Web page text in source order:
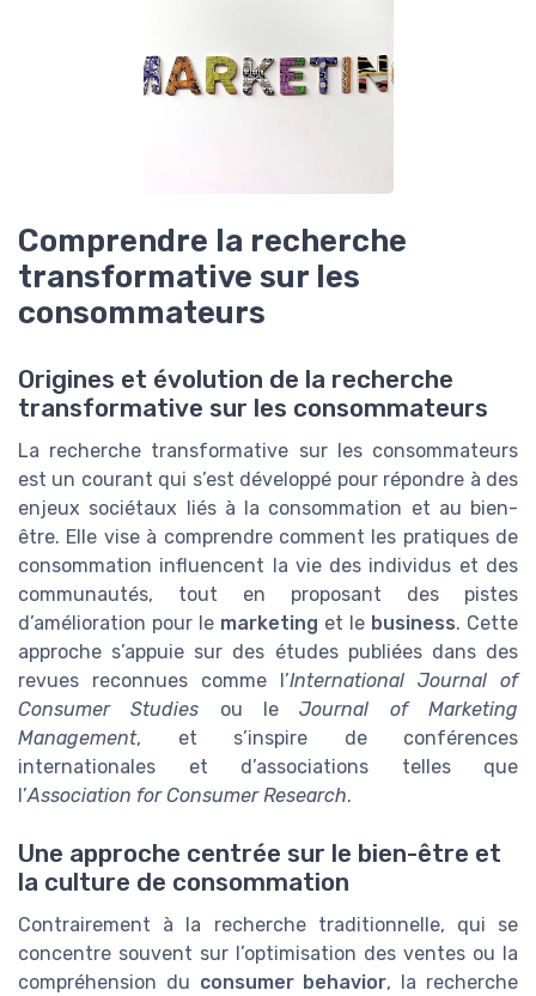
Comprendre la recherche
transformative sur les
consommateurs
Origines et évolution de la recherche
transformative sur les consommateurs
La recherche transformative sur les consommateurs
est un courant qui s’est développé pour répondre à des
enjeux sociétaux liés à la consommation et au bien-
être. Elle vise à comprendre comment les pratiques de
consommation influencent la vie des individus et des
communautés, tout en proposant des pistes
d’amélioration pour le marketing et le business. Cette
approche s’appuie sur des études publiées dans des
revues reconnues comme l’International Journal of
Consumer Studies ou leJournal of Marketing
Management, et s’inspire de conférences
internationales et d’associations telles que
l’Association for Consumer Research.
Une approche centrée sur le bien-être et
la culture de consommation
Contrairement à la recherche traditionnelle, qui se
concentre souvent sur l’optimisation des ventes ou la
compréhension du consumer behavior, la recherche